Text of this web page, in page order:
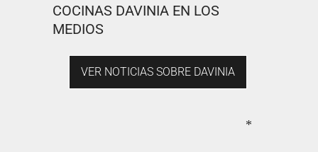
COCINAS DAVINIA EN LOS
MEDIOS
VER NOTICIAS SOBRE DAVINIA
*